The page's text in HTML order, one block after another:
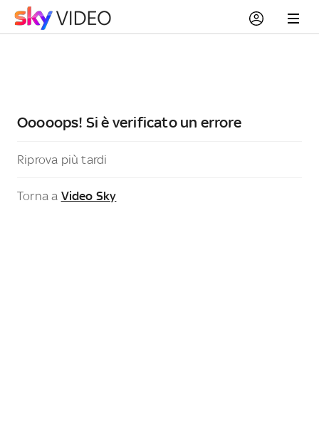
Ooooops! Si è verificato un errore
Riprova più tardi
Torna a Video Sky